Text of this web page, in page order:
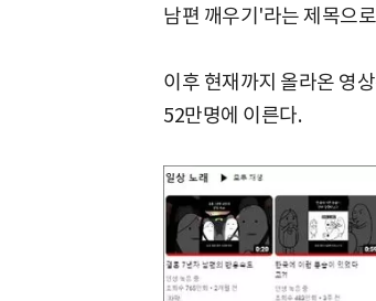
남편 깨우기'라는 제목으
이후 현재까지 올라온 영
52만명에 이른다.